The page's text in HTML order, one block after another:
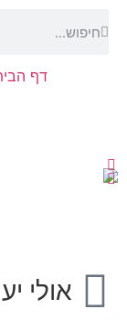
דף
אולי